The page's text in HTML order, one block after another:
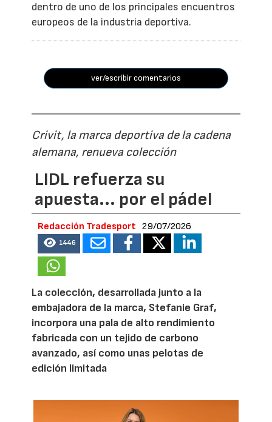
dentro de uno de los principales encuentros
europeos de la industria deportiva.
ver/escribir comentarios
Crivit, la marca deportiva de la cadena
alemana, renueva colección
LIDL refuerza su
apuesta... por el pádel
Redacción Tradesport 29/07/2026
1446
La colección, desarrollada junto a la
embajadora de la marca, Stefanie Graf,
incorpora una pala de alto rendimiento
fabricada con un tejido de carbono
avanzado, así como unas pelotas de
edición limitada